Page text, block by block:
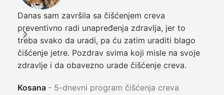
Danas sam završila sa čišćenjem creva
preventivno radi unapređenja zdravlja, jer to
treba svako da uradi, pa ću zatim uraditi blago
čišćenje jetre. Pozdrav svima koji misle na svoje
zdravlje i da obavezno urade čišćenje creva.
Kosana 5-dnevni program čišćenja creva